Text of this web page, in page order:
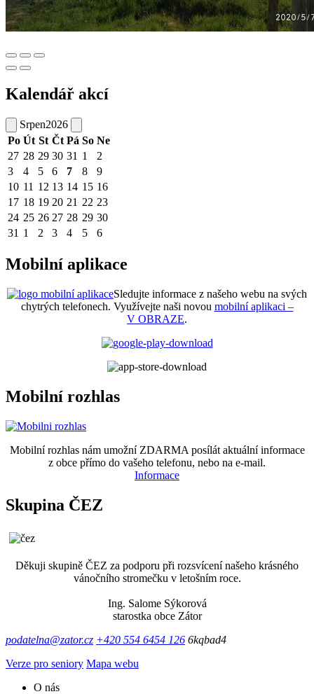
Kalendář akcí
Srpen2026
Po Út St Čt Pá So Ne
27 28 29 30 31 1
2
3
4 5 6 7 8
9
10 11 12 13 14 15 16
17 18 19 20 21 22 23
24 25 26 27 28 29 30
31 1 2 3 4 5 6
Mobilní aplikace
Sledujte informace z našeho webu na svých
chytrých telefonech. Využívejte naši novou mobilní aplikaci –
V OBRAZE.
Mobilní rozhlas
Mobilní rozhlas nám umožní ZDARMA posílát aktuální informace
z obce přímo do vašeho telefonu, nebo na e-mail.
Informace
Skupina ČEZ
Děkuji skupině ČEZ za podporu při rozsvícení našeho krásného
vánočního stromečku v letošním roce.
Ing. Salome Sýkorová
starostka obce Zátor
podatelna@zator.cz +420 554 6454 126 6kqbad4
Verze pro seniory Mapa webu
O nás